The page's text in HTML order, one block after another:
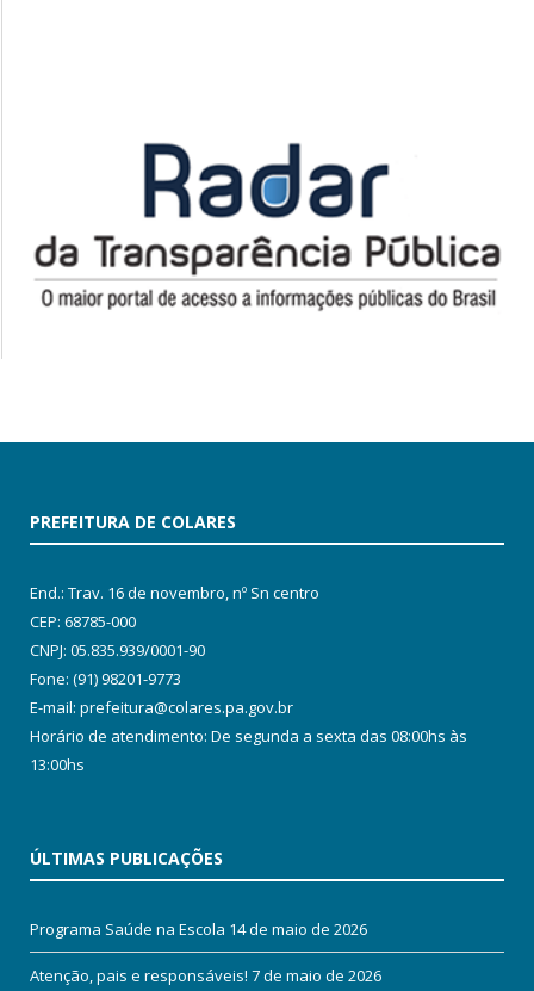
PREFEITURA DE COLARES
End.: Trav. 16 de novembro, nº Sn centro
CEP: 68785-000
CNPJ: 05.835.939/0001-90
Fone: (91) 98201-9773
E-mail: prefeitura@colares.pa.gov.br
Horário de atendimento: De segunda a sexta das 08:00hs às
13:00hs
ÚLTIMAS PUBLICAÇÕES
Programa Saúde na Escola 14 de maio de 2026
Atenção, pais e responsáveis! 7 de maio de 2026